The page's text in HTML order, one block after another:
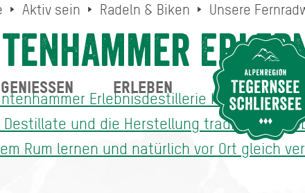
Aktiv sein Radeln & Biken Unsere
Erlebnisdestillerie können
und die Herstellung traditioneller
Rum lernen und natürlich vor Ort gleich
GENIESSEN ERLEBEN
Suche abschicken